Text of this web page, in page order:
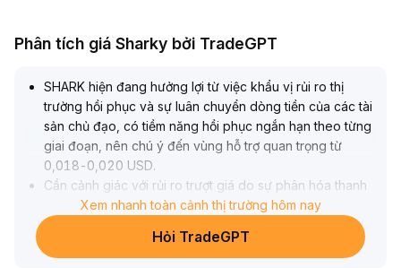
Phân tích giá Sharky bởi TradeGPT
SHARK hiện đang hưởng lợi từ việc khẩu vị rủi ro thị
trường hồi phục và sự luân chuyển dòng tiền của các tài
sản chủ đạo, có tiềm năng hồi phục ngắn hạn theo từng
giai đoạn, nên chú ý đến vùng hỗ trợ quan trọng từ
0,018-0,020 USD.
Cần cảnh giác với rủi ro trượt giá do sự phân hóa thanh
khoản thị trường; nếu dòng tiền hồi về hạn chế hoặc khối
lượng giao dịch không tăng, thì khó đảm bảo xu hướng
Xem nhanh toàn cảnh thị trường hôm nay
Hỏi TradeGPT